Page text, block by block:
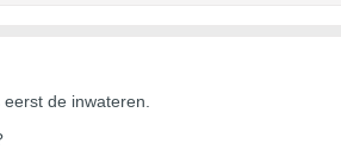
de inwateren.